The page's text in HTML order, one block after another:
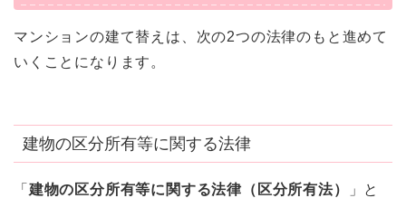
マンションの建て替えは、次の2つの法律のもと進めて
いくことになります。
建物の区分所有等に関する法律
「 建物の区分所有等に関する法律（区分所有法）
」と